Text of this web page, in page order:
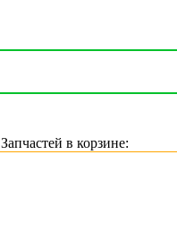
Запчастей в корзине: